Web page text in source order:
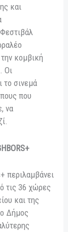
και
κομβική
Οι
το σινεμά
που
να
περιλαμβάνει
τις 36 χώρες
και της
Δήμος